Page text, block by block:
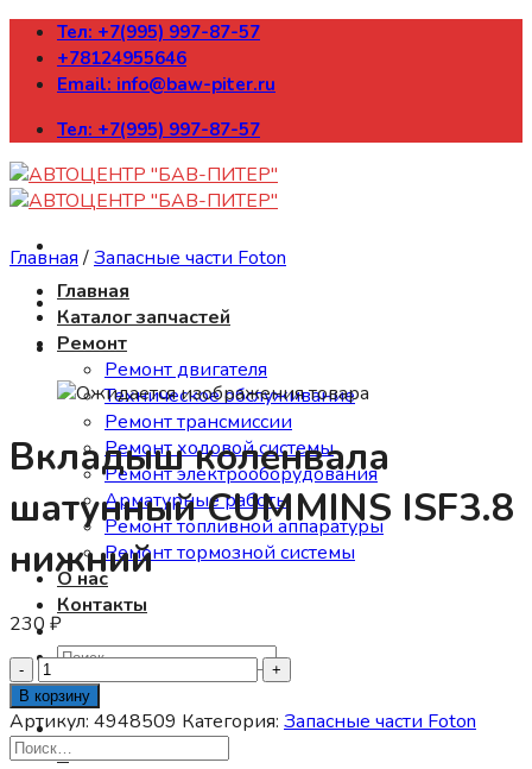
Skip
content
Тел: +7(995) 997-87-57
+78124955646
Email: info@baw-piter.ru
Тел: +7(995) 997-87-57
Главная
Каталог запчастей
Ремонт
Ремонт двигателя
Техническое обслуживание
Ремонт трансмиссии
Ремонт ходовой системы
Ремонт электрооборудования
Арматурные работы
Ремонт топливной аппаратуры
Ремонт тормозной системы
О нас
Контакты
Искать:
0
Главная /Запасные части Foton
Вкладыш коленвала
шатунный CUMMINS ISF3.8
нижний
230 ₽
Количество
товара
Вкладыш
коленвала
В корзину
Артикул: 4948509 Категория: Запасные части Foton